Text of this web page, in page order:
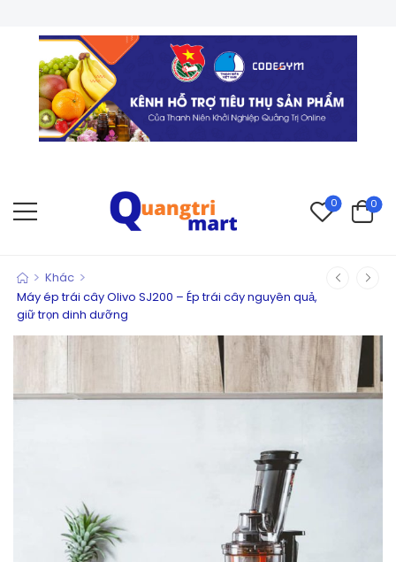
0 0
> Khác >
Máy ép trái cây Olivo SJ200 – Ép trái cây nguyên quả,
giữ trọn dinh dưỡng